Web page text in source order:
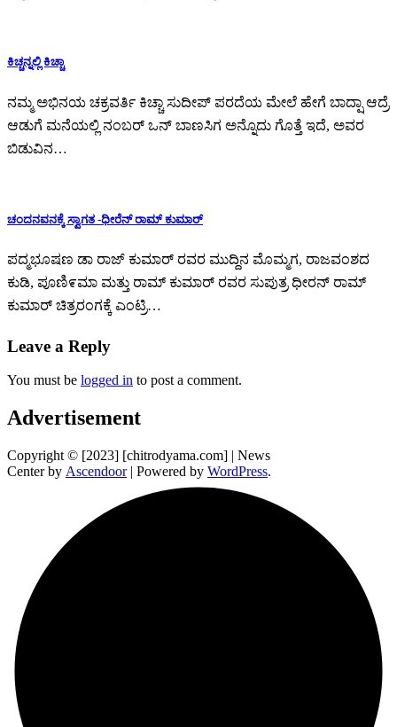
ಕಿಚ್ಚನ್ನಲ್ಲಿ ಕಿಚ್ಚಾ
ನಮ್ಮ ಅಭಿನಯ ಚಕ್ರವರ್ತಿ ಕಿಚ್ಚಾ ಸುದೀಪ್ ಪರದೆಯ ಮೇಲೆ ಹೇಗೆ ಬಾದ್ಷಾ ಆದ್ರೆ
ಆಡುಗೆ ಮನೆಯಲ್ಲಿ ನಂಬರ್ ಒನ್ ಬಾಣಸಿಗ ಅನ್ನೊದು ಗೊತ್ತೆ ಇದೆ, ಅವರ
ಬಿಡುವಿನ…
ಚಂದನವನಕ್ಕೆ ಸ್ವಾಗತ -ಧೀರೆನ್ ರಾಮ್ ಕುಮಾರ್
ಪದ್ಮಭೂಷಣ ಡಾ ರಾಜ್ ಕುಮಾರ್ ರವರ ಮುದ್ದಿನ ಮೊಮ್ಮಗ, ರಾಜವಂಶದ
ಕುಡಿ, ಪೂಣಿ೯ಮಾ ಮತ್ತು ರಾಮ್ ಕುಮಾರ್ ರವರ ಸುಪುತ್ರ ಧೀರನ್ ರಾಮ್
ಕುಮಾರ್ ಚಿತ್ರರಂಗಕ್ಕೆ ಎಂಟ್ರಿ…
Leave a Reply
You must be logged in to post a comment.
Advertisement
Copyright © [2023] [chitrodyama.com] | News
Center by Ascendoor| Powered by WordPress.